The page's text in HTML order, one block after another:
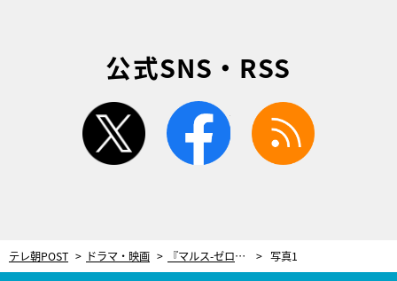
公式SNS・RSS
twitter facebook
テレ朝POST ドラマ・映画 『マルス-ゼロの革命-』第4話、ゼロ（道枝駿佑）が“宿敵”國見（江口洋介）と直接対決！ 写真1